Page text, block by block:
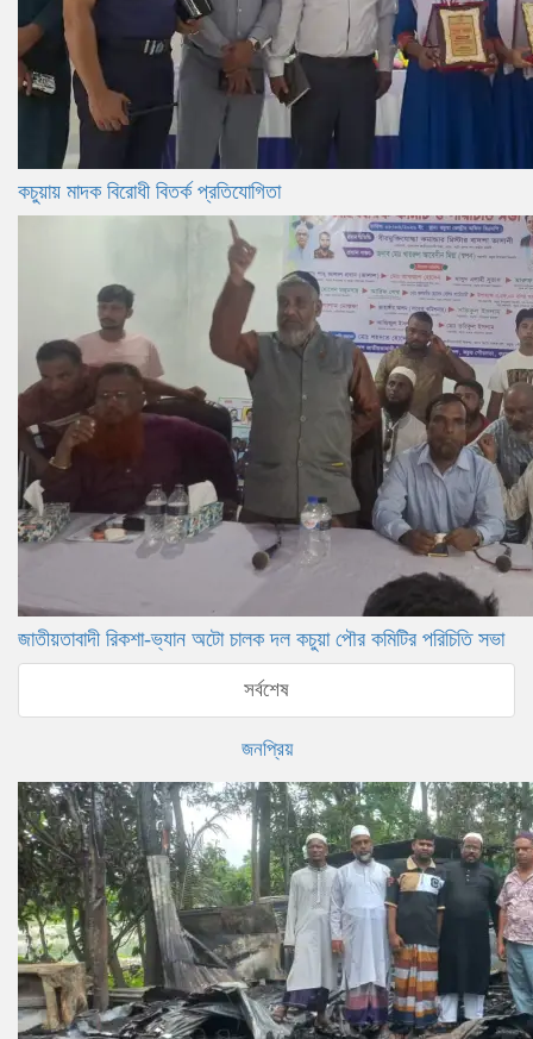
কচুয়ায় মাদক বিরোধী বিতর্ক প্রতিযোগিতা
জাতীয়তাবাদী রিকশা-ভ্যান অটো চালক দল কচুয়া পৌর কমিটির পরিচিতি সভা
সর্বশেষ
জনপ্রিয়